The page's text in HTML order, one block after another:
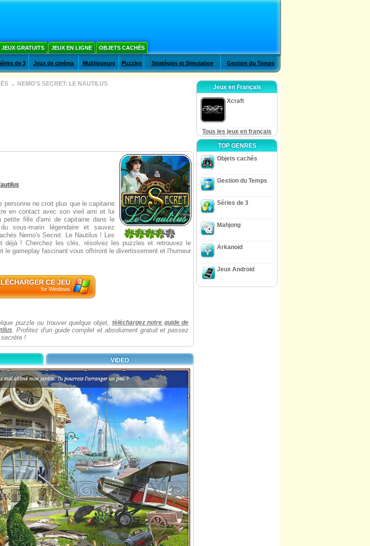
JEUX GRATUITS JEUX EN LIGNE OBJETS CACHÉS
de 3 Jeux de cinéma Multijoueurs Puzzles Stratégies et Simulation Gestion du Temps
→ NEMO'S SECRET: LE NAUTILUS
3.4615384615385
26
personne ne croit plus que le capitaine
en contact avec son vieil ami et lui
petite fille d'ami de capitaine dans le
sous-marin légendaire et sauvez
Nemo's Secret: Le Nautilus ! Les
déjà ! Cherchez les clés, résolvez les puzzles et retrouvez le
le gameplay fascinant vous offriront le divertissement et l'humeur
CE JEU
for Windows
puzzle ou trouver quelque objet, téléchargez notre guide de
. Profitez d'un guide complet et absolument gratuit et passez
!
VIDEO
Jeux en Français
Xcraft
Tous les jeux en français
TOP GENRES
Objets cachés
Gestion du Temps
Séries de 3
Mahjong
Arkanoid
Jeux Android